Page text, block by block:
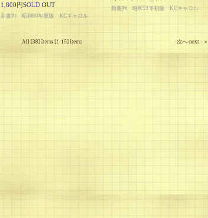
1,800円SOLD OUT
新書判 昭和60年重版 KCキャロル
新書判 昭和59年初版 KCキャロル
All [38] Items [1-15] Items 次へ-next - ＞